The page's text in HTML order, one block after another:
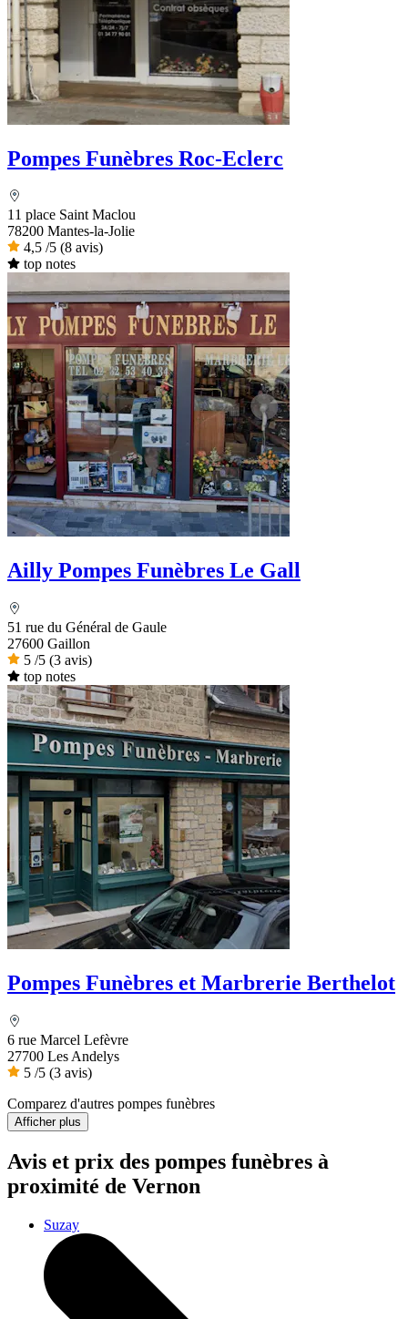
Pompes Funèbres Roc-Eclerc
11 place Saint Maclou
78200 Mantes-la-Jolie
4,5 /5 (8 avis)
top notes
Ailly Pompes Funèbres Le Gall
51 rue du Général de Gaule
27600 Gaillon
5 /5 (3 avis)
top notes
Pompes Funèbres et Marbrerie Berthelot
6 rue Marcel Lefèvre
27700 Les Andelys
5 /5 (3 avis)
Comparez d'autres pompes funèbres
Afficher plus
Avis et prix des pompes funèbres à
proximité de Vernon
Suzay